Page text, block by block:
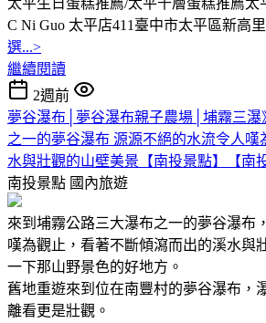
C Ni Guo 太平店411臺中市太平區新高
選...>
繼續閱讀
2週前
夢谷瀑布│夢谷瀑布親子農場│埔霧三瀑
之一的夢谷瀑布 源源不絕的水流令人嘆
水與壯觀的山壁美景【南投景點】【南
南投景點 國內旅遊
來到埔霧公路三大瀑布之一的夢谷瀑布
嘆為觀止，看著不斷傾瀉而出的溪水與
一下那山野景色的好地方。
舊地重遊來到位在南豐村的夢谷瀑布，
離看更是壯觀。